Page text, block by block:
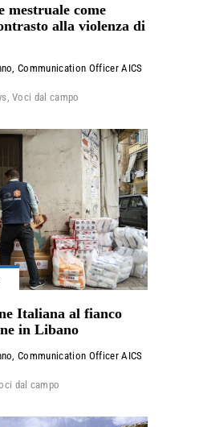
mestruale come
alla violenza di
Communication Officer AICS
,Voci dal campo
Italiana al fianco
in Libano
Communication Officer AICS
dal campo